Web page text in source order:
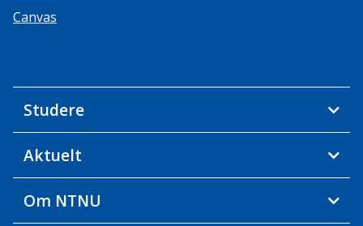
Canvas
Studere
Aktuelt
Om NTNU